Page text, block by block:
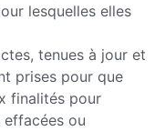
lesquelles elles
tenues à jour et
prises pour que
finalités pour
ou